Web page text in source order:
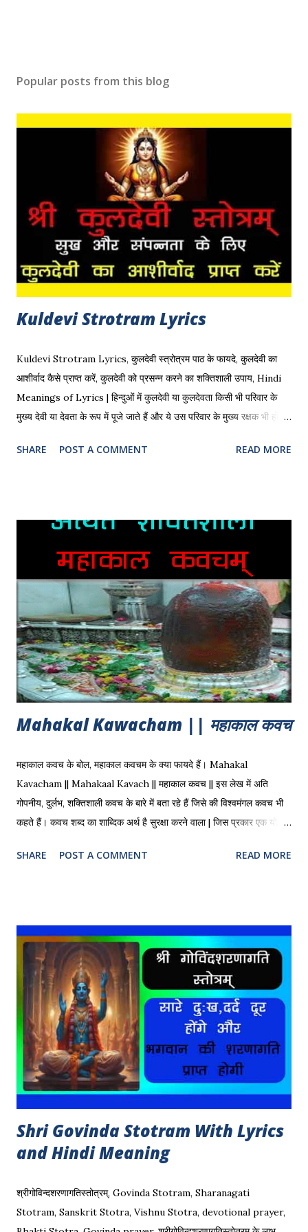
Popular posts from this blog
Kuldevi Strotram Lyrics
Kuldevi Strotram Lyrics, कुलदेवी स्त्रोत्रम पाठ के फायदे, कुलदेवी का
आशीर्वाद कैसे प्राप्त करें, कुलदेवी को प्रसन्न करने का शक्तिशाली उपाय, Hindi
Meanings of Lyrics | हिन्दुओं में कुलदेवी या कुलदेवता किसी भी परिवार के
मुख्य देवी या देवता के रूप में पूजे जाते हैं और ये उस परिवार के मुख्य रक्षक भी होते हैं
है | आज के समय में बहुत से परिवारों को उनके कुलदेवी या कुलदेवता का पता नहीं
नमस्ते श्री शिवाय कुलाराध्या कुलेश्वरी। कुलसंरक्षणी माता कौलिक ज्ञान
प्रकाशीनी।।1 वन्दे श्री कुल पूज्या त्वाम् कुलाम्बा कुलरक्षिणी। वेदमाता जगन्माता
लोक माता हितैषिणी।।2 आदि शक्ति समुद्भूता त्वया ही कुल स्वामिनी। विश्ववंद्यां
महाघोरां त्राहिमाम्...
SHARE POST A COMMENT READ MORE
Mahakal Kawacham || महाकाल कवच
महाकाल कवच के बोल, महाकाल कवचम के क्या फायदे हैं। Mahakal
Kavacham || Mahakaal Kavach || महाकाल कवच || इस लेख में अति
गोपनीय, दुर्लभ, शक्तिशाली कवच के बारे में बता रहे हैं जिसे की विश्वमंगल कवच भी
कहते हैं। कवच शब्द का शाब्दिक अर्थ है सुरक्षा करने वाला | जिस प्रकार एक योद्धा
नकारात्मक्क शक्तियों से सुरक्षा के लिए महाकाल कवच ढाल बना देता है | जब भी
तंत्र में दिया गया है और ये अमोघ रक्षा कवच है | Mahakal Kawacham ||
महाकाल कवच किसी भी प्रकार के रोग, शोक, परेशानी आदि से छुटकारा दिला
सकता है महाकाल कवच का पाठ | इस शक्तिशाली कवच के पाठ से हम बुरी शक्तीयो
से बच सकते हैं, भूत बाधा, प्रेत बाधा आदि से बच सकते हैं | बच्चे, बूढ़े, जवान सभी के
लिए ये एक बहुत ही फायदेमंद है | बाबा महाकाल ...
SHARE POST A COMMENT READ MORE
Shri Govinda Stotram With Lyrics
and Hindi Meaning
श्रीगोविन्दशरणागतिस्तोत्रम्, Govinda Stotram, Sharanagati
Stotram, Sanskrit Stotra, Vishnu Stotra, devotional prayer,